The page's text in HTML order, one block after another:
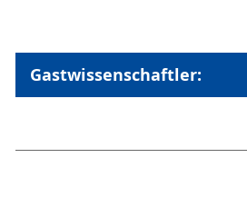
Gastwissenschaftler: